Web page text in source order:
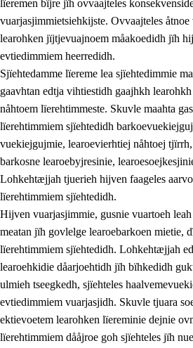
lïeremen bïjre jïh ovvaajteles
vuarjasjimmietsiehkijste. Ovvaajteles åtnoe
learohken jïjtjevuajnoem måakoedidh jïh
evtiedimmiem heerredidh.
Sjïehtedamme lïereme lea sjïehtedimmie
gaavhtan edtja vihtiestidh gaajhkh
nåhtoem lïerehtimmeste. Skuvle maahta
lïerehtimmiem sjïehtedidh
vuekiejgujmie, learoevierhtiej nåhtoej
barkosne learoebyjresinie,
Lohkehtæjjah tjuerieh hijven faageles
lïerehtimmiem sjïehtedidh.
Hijven vuarjasjimmie, gusnie vuartoeh
meatan jïh govlelge learoebarkoen mietie,
lïerehtimmiem sjïehtedidh. Lohkehtæjjah
learoehkidie dåarjoehtidh jïh bïhkedidh
ulmieh tseegkedh, sjïehteles
evtiedimmiem vuarjasjidh. Skuvle tjuara
ektievoetem learohken lïereminie dejnie
lïerehtimmiem dååjroe goh sjïehteles jïh